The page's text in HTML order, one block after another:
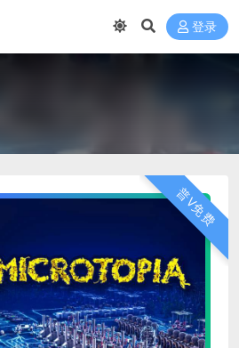
登录
普V免费